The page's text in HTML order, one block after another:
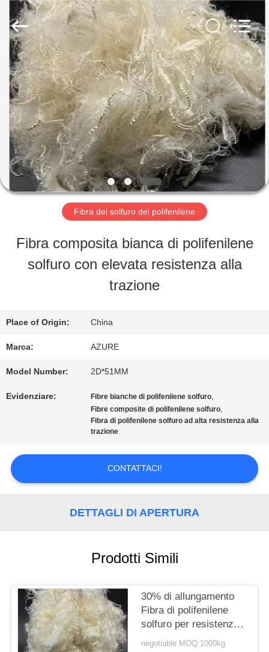
CASA
PRODOTTI
VIDEO
CIRCA
GIRO
FABBRICA
DI
CONTATTICI
MAPPA
DEL
SITO
2026
CHANGSHU
AZURE
IMP&EXP
CO.LTD.
Rights
Reserved.
Fibra del solfuro del polifenilene
Fibra composita bianca di polifenilene
solfuro con elevata resistenza alla
trazione
Place of Origin: China
Marca: AZURE
Model Number: 2D*51MM
Evidenziare: Fibre bianche di polifenilene solfuro,
Fibre composite di polifenilene solfuro,
Fibra di polifenilene solfuro ad alta resistenza alla
trazione
CONTATTACI!
DETTAGLI DI APERTURA
Prodotti Simili
30% di allungamento
Fibra di polifenilene
solfuro per resistenza
alle alte temperature
negotiable MOQ:1000kg